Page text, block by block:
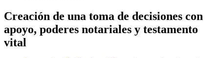
Creación de una toma de decisiones con
apoyo, poderes notariales y testamento
vital